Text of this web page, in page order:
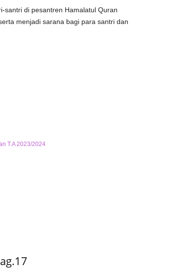
santri di pesantren Hamalatul Quran
menjadi sarana bagi para santri dan
T.A 2023/2024